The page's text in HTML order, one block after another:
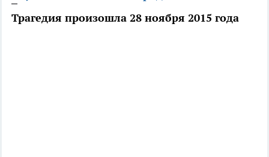
Трагедия произошла 28 ноября 2015 года